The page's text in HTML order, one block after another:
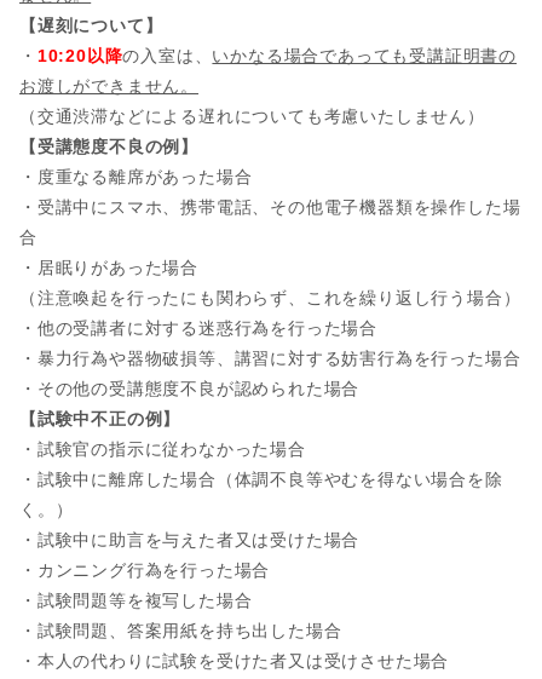
【遅刻について】
・ 10:20以降の入室は、 いかなる場合であっても受講証明書の
お渡しができません。
（交通渋滞などによる遅れについても考慮いたしません）
【受講態度不良の例】
・度重なる離席があった場合
・受講中にスマホ、携帯電話、その他電子機器類を操作した場
合
・居眠りがあった場合
（注意喚起を行ったにも関わらず、これを繰り返し行う場合）
・他の受講者に対する迷惑行為を行った場合
・暴力行為や器物破損等、講習に対する妨害行為を行った場合
・その他の受講態度不良が認められた場合
【試験中不正の例】
・試験官の指示に従わなかった場合
・試験中に離席した場合（体調不良等やむを得ない場合を除
く。）
・試験中に助言を与えた者又は受けた場合
・カンニング行為を行った場合
・試験問題等を複写した場合
・試験問題、答案用紙を持ち出した場合
・本人の代わりに試験を受けた者又は受けさせた場合